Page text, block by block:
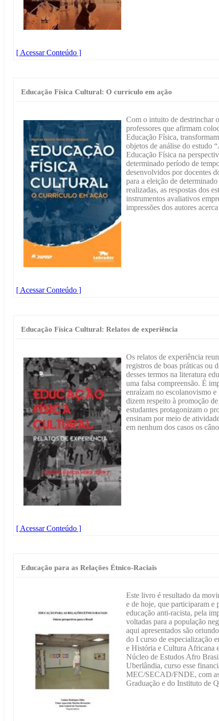
[ Acessar Conteúdo ]
Educação Física Cultural: O currículo em ação
Com o intuito de destrinchar
professores que afirmam
Educação Física,
objetos de análise do estudo
Educação Física na
determinado período de
desenvolvidos por docentes
para a eleição de
realizadas, as respostas dos
instrumentos avaliativos
impressões dos autores
[ Acessar Conteúdo ]
Educação Física Cultural: Relatos de experiência
Os relatos de experiência
registros de boas práticas ou
desses termos na literatura
uma falsa compreensão. É
enraízam no escolanovismo
dizem respeito à promoção
estudantes protagonizam o
ensinam por meio de
em nenhum dos casos os
[ Acessar Conteúdo ]
Educação para as Relações Étnico-Raciais
Este livro é resultado da
e de hoje, que participaram e
educação anti-racista, pela
voltadas para a população
aqui apresentados são
do I curso de especialização
e História e Cultura Africana
Núcleo de Estudos Afro
Uberlândia, curso esse
MEC/SECAD/FNDE, com
Graduação e do Instituto de